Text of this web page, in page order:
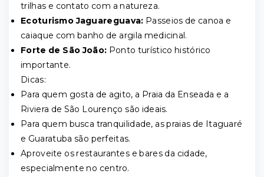
trilhas e contato com a natureza.
Ecoturismo Jaguareguava: Passeios de canoa e
caiaque com banho de argila medicinal.
Forte de São João: Ponto turístico histórico
importante.
Dicas:
Para quem gosta de agito, a Praia da Enseada e a
Riviera de São Lourenço são ideais.
Para quem busca tranquilidade, as praias de Itaguaré
e Guaratuba são perfeitas.
Aproveite os restaurantes e bares da cidade,
especialmente no centro.